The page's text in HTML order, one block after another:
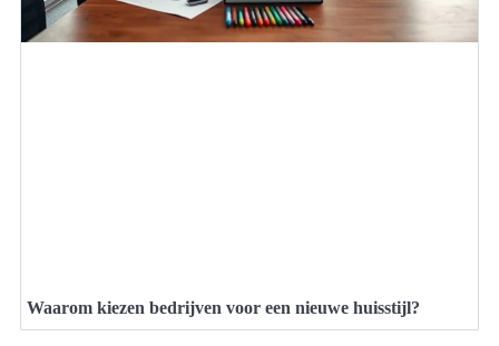
Waarom kiezen bedrijven voor een nieuwe huisstijl?